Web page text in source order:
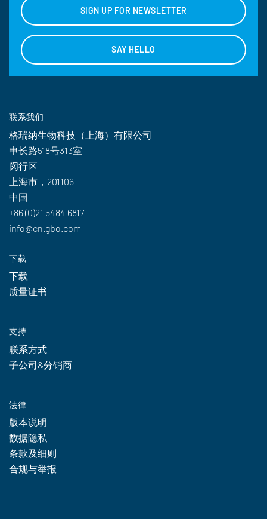
SIGN UP FOR NEWSLETTER
SAY HELLO
联系我们
格瑞纳生物科技（上海）有限公司
申长路518号313室
闵行区
上海市，201106
中国
+86 (0)21 5484 6817
info@cn.gbo.com
下载
下载
质量证书
支持
联系方式
子公司&分销商
法律
版本说明
数据隐私
条款及细则
合规与举报